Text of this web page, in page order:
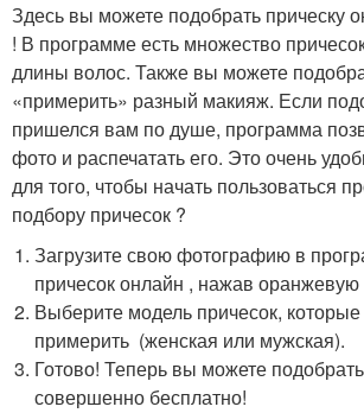
Здесь вы можете подобрать прическу
! В программе есть множество
длины волос. Также вы можете
«примерить» разный макияж. Если
пришелся вам по душе, программа
фото и распечатать его. Это очень
для того, чтобы начать пользоваться
подбору причесок ?
Загрузите свою фотографию в
причесок онлайн , нажав оранжевую
Выберите модель причесок,
примерить (женская или мужская).
Готово! Теперь вы можете
совершенно бесплатно!